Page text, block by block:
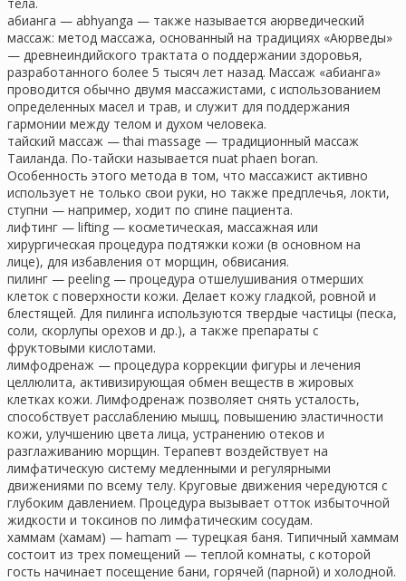
абианга — abhyanga — также называется аюрведический
массаж: метод массажа, основанный на традициях «Аюрведы»
— древнеиндийского трактата о поддержании здоровья,
разработанного более 5 тысяч лет назад. Массаж «абианга»
проводится обычно двумя массажистами, с использованием
определенных масел и трав, и служит для поддержания
гармонии между телом и духом человека.
тайский массаж — thai massage — традиционный массаж
Таиланда. По-тайски называется nuat phaen boran.
Особенность этого метода в том, что массажист активно
использует не только свои руки, но также предплечья, локти,
ступни — например, ходит по спине пациента.
лифтинг — lifting — косметическая, массажная или
хирургическая процедура подтяжки кожи (в основном на
лице), для избавления от морщин, обвисания.
пилинг — peeling — процедура отшелушивания отмерших
клеток с поверхности кожи. Делает кожу гладкой, ровной и
блестящей. Для пилинга используются твердые частицы (песка,
соли, скорлупы орехов и др.), а также препараты с
фруктовыми кислотами.
лимфодренаж — процедура коррекции фигуры и лечения
целлюлита, активизирующая обмен веществ в жировых
клетках кожи. Лимфодренаж позволяет снять усталость,
способствует расслаблению мышц, повышению эластичности
кожи, улучшению цвета лица, устранению отеков и
разглаживанию морщин. Терапевт воздействует на
лимфатическую систему медленными и регулярными
движениями по всему телу. Круговые движения чередуются с
глубоким давлением. Процедура вызывает отток избыточной
жидкости и токсинов по лимфатическим сосудам.
хаммам (хамам) — hamam — турецкая баня. Типичный хаммам
состоит из трех помещений — теплой комнаты, с которой
гость начинает посещение бани, горячей (парной) и холодной.